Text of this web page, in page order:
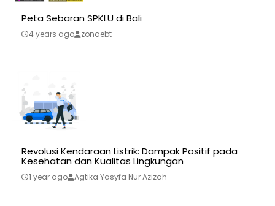
Peta Sebaran SPKLU di Bali
4 years ago zonaebt
Revolusi Kendaraan Listrik: Dampak Positif pada
Kesehatan dan Kualitas Lingkungan
1 year ago Agtika Yasyfa Nur Azizah